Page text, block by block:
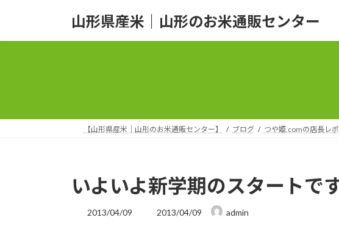
山形県産米｜山形のお米通販センター
【山形県産米｜山形のお米通販センター】 ブログ つや姫.comの店長レ
いよいよ新学期のスタートで
2013/04/09
最
2013/04/09 admin